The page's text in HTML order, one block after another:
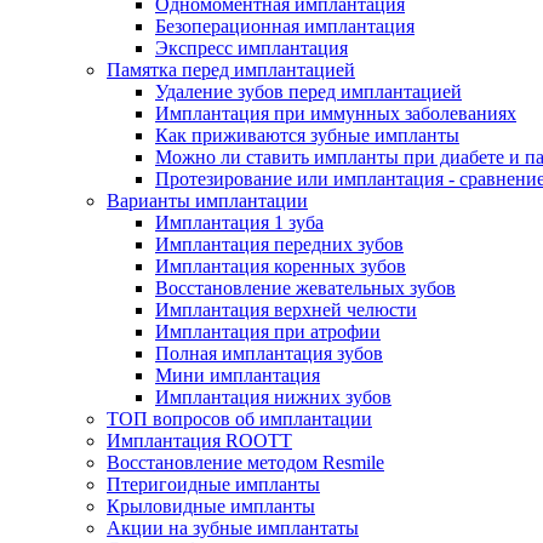
Одномоментная имплантация
Безоперационная имплантация
Экспресс имплантация
Памятка перед имплантацией
Удаление зубов перед имплантацией
Имплантация при иммунных заболеваниях
Как приживаются зубные импланты
Можно ли ставить импланты при диабете и
Протезирование или имплантация -
Варианты имплантации
Имплантация 1 зуба
Имплантация передних зубов
Имплантация коренных зубов
Восстановление жевательных зубов
Имплантация верхней челюсти
Имплантация при атрофии
Полная имплантация зубов
Мини имплантация
Имплантация нижних зубов
ТОП вопросов об имплантации
Имплантация ROOTT
Восстановление методом Resmile
Птеригоидные импланты
Крыловидные импланты
Акции на зубные имплантаты